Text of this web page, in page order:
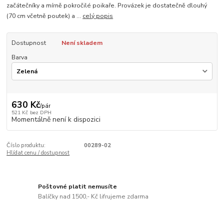
začátečníky a mírně pokročilé poikaře. Provázek je dostatečně dlouhý
(70 cm včetně poutek) a ... celý popis
Dostupnost
Není skladem
Barva
630 Kč/pár
521 Kč bez DPH
Momentálně není k dispozici
Číslo produktu:
00289-02
Hlídat cenu / dostupnost
Poštovné platit nemusíte
Balíčky nad 1500,- Kč lifrujeme zdarma